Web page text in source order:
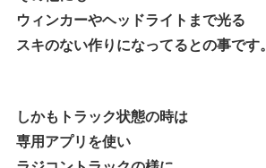
ウィンカーやヘッドライトまで光る
スキのない作りになってるとの事です。
しかもトラック状態の時は
専用アプリを使い